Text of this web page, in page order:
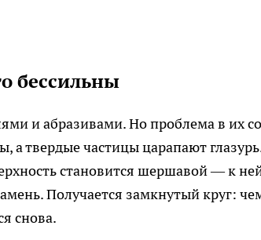
бессильны
и абразивами. Но проблема в их
а твердые частицы царапают
становится шершавой — к
Получается замкнутый круг:
снова.